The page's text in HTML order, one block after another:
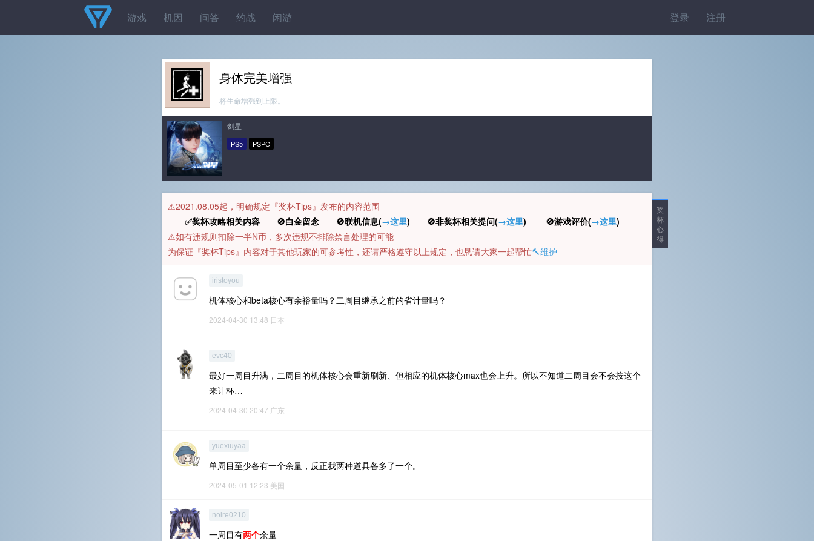
登录 注册
游戏 机因 问答 约战 闲游
身体完美增强
将生命增强到上限。
剑星
PS5 PSPC
奖
杯
心
得
⚠️2021.08.05起，明确规定『奖杯Tips』发布的内容范围
✅奖杯攻略相关内容 🚫白金留念 🚫联机信息(→这里) 🚫非奖杯相关提问(→这里) 🚫游戏评价(→这里)
⚠️如有违规则扣除一半N币，多次违规不排除禁言处理的可能
为保证『奖杯Tips』内容对于其他玩家的可参考性，还请严格遵守以上规定，也恳请大家一起帮忙🔨维护
iristoyou
机体核心和beta核心有余裕量吗？二周目继承之前的省计量吗？
2024-04-30 13:48 日本
evc40
最好一周目升满，二周目的机体核心会重新刷新、但相应的机体核心max也会上升。所以不知道二周目会不会按这个
来计杯…
2024-04-30 20:47 广东
yuexiuyaa
单周目至少各有一个余量，反正我两种道具各多了一个。
2024-05-01 12:23 美国
noire0210
一周目有两个余量